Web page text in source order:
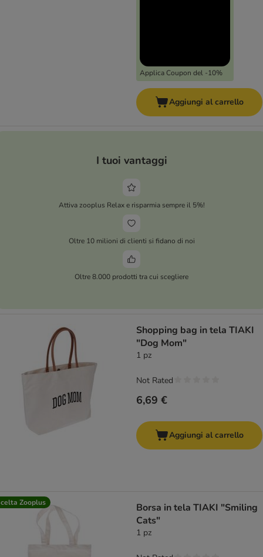
Applica Coupon del -10%
Aggiungi al carrello
I tuoi vantaggi
Attiva zooplus Relax e risparmia sempre il 5%!
Oltre 10 milioni di clienti si fidano di noi
Oltre 8.000 prodotti tra cui scegliere
Shopping bag in tela TIAKI
"Dog Mom"
1 pz
6,69 €
Not Rated
Aggiungi al carrello
Zooplus
Borsa in tela TIAKI "Smiling
Cats"
1 pz